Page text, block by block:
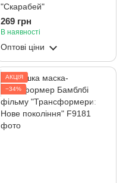
"Скарабей"
269 грн
В наявності
Оптові ціни
АКЦІЯ
−34%